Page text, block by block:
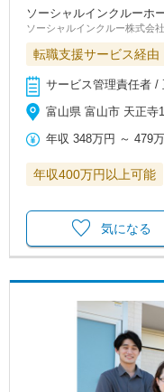
ソーシャルインクルーホ
ソーシャルインクルー株式会社
転職支援サービス経由
サービス管理責任者 /
富山県 富山市 天正寺
年収 348万円 ～479
年収400万円以上可能
気になる